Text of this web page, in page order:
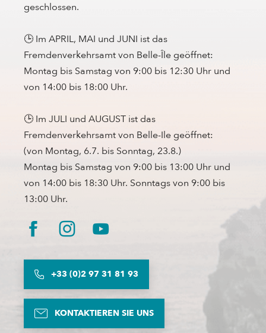
geschlossen.
🕒 Im APRIL, MAI und JUNI ist das
Fremdenverkehrsamt von Belle-Île geöffnet:
Montag bis Samstag von 9:00 bis 12:30 Uhr und
von 14:00 bis 18:00 Uhr.
🕒 Im JULI und AUGUST ist das
Fremdenverkehrsamt von Belle-Ile geöffnet:
(von Montag, 6.7. bis Sonntag, 23.8.)
Montag bis Samstag von 9:00 bis 13:00 Uhr und
von 14:00 bis 18:30 Uhr. Sonntags von 9:00 bis
13:00 Uhr.
+33 (0)2 97 31 81 93
KONTAKTIEREN SIE UNS